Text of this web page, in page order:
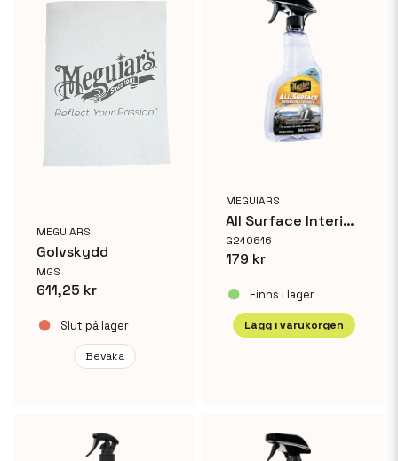
MEGUIARS
Golvskydd
MGS
611,25 kr
Slut på lager
Bevaka
MEGUIARS
All Surface Interior Cleaner
G240616
179 kr
Finns i lager
Lägg i varukorgen